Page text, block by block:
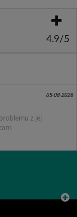
4.9/5
05-08-2026
z jej